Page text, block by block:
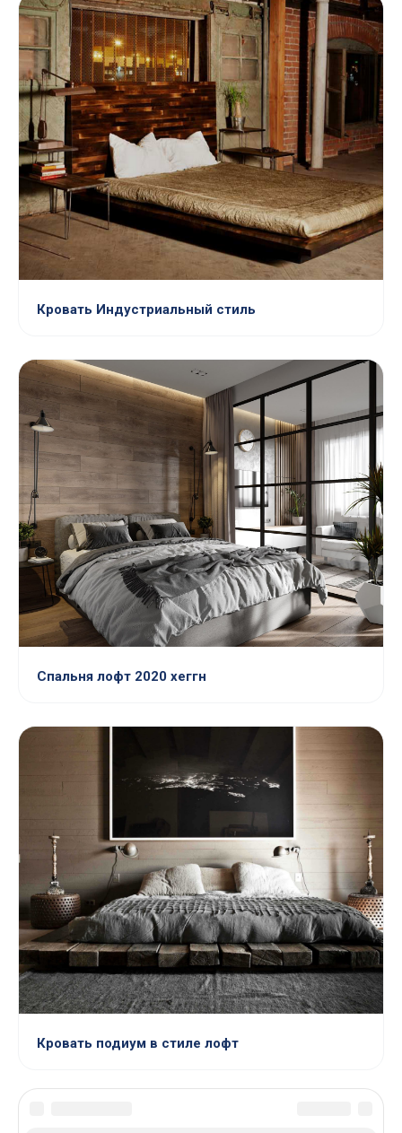
Кровать Индустриальный стиль
Спальня лофт 2020 хеггн
Кровать подиум в стиле лофт